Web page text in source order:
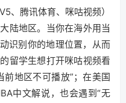
、腾讯体育、咪咕视频）
陆地区。当你在海外用当
识别你的地理位置，从而
留学生想打开咪咕视频看
前地区不可播放”；在美国
中文解说，也会遇到“无